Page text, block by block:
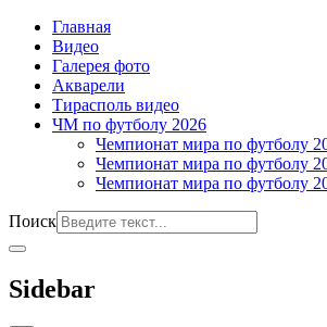
Главная
Видео
Галерея фото
Акварели
Тирасполь видео
ЧМ по футболу 2026
Чемпионат мира по футболу
Чемпионат мира по футболу
Чемпионат мира по футболу
Поиск
Sidebar